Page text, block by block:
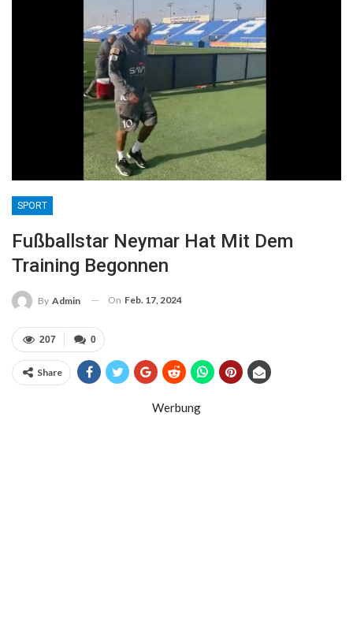
SPORT
Fußballstar Neymar Hat Mit Dem
Training Begonnen
By Admin On Feb. 17, 2024
0
207
Share
Werbung